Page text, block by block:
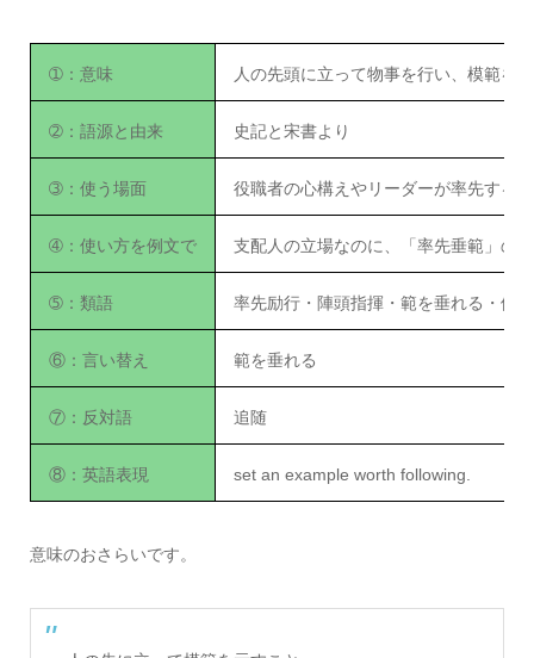
➀：意味 人の先頭に立って物事を行い、模範を
➁：語源と由来 史記と宋書より
➂：使う場面 役職者の心構えやリーダーが率先する
➃：使い方を例文で 支配人の立場なのに、「率先垂範」の
➄：類語 率先励行・陣頭指揮・範を垂れる・他
⑥：言い替え 範を垂れる
⑦：反対語 追随
⑧：英語表現 set an example worth following.
意味のおさらいです。